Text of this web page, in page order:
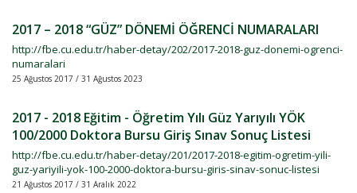
2017 – 2018 “GÜZ” DÖNEMİ ÖĞRENCİ NUMARALARI
http://fbe.cu.edu.tr/haber-detay/202/2017-2018-guz-donemi-ogrenci-
numaralari
25 Ağustos 2017 / 31 Ağustos 2023
2017 - 2018 Eğitim - Öğretim Yılı Güz Yarıyılı YÖK
100/2000 Doktora Bursu Giriş Sınav Sonuç Listesi
http://fbe.cu.edu.tr/haber-detay/201/2017-2018-egitim-ogretim-yili-
guz-yariyili-yok-100-2000-doktora-bursu-giris-sinav-sonuc-listesi
21 Ağustos 2017 / 31 Aralık 2022